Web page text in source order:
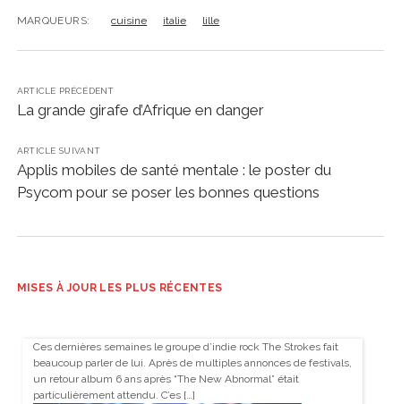
MARQUEURS: cuisine italie lille
ARTICLE PRÉCÉDENT
La grande girafe d’Afrique en danger
ARTICLE SUIVANT
Applis mobiles de santé mentale : le poster du
Psycom pour se poser les bonnes questions
MISES À JOUR LES PLUS RÉCENTES
Ces dernières semaines le groupe d’indie rock The Strokes fait
beaucoup parler de lui. Après de multiples annonces de festivals,
un retour album 6 ans après “The New Abnormal” était
particulièrement attendu. C’es […]